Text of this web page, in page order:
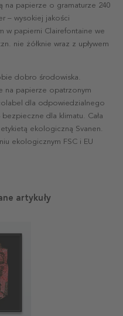
na papierze o gramaturze 240
– wysokiej jakości
w papierni Clairefontaine we
nie żółknie wraz z upływem
dobro środowiska.
na papierze opatrzonym
dla odpowiedzialnego
dla klimatu. Cała
ekologiczną Svanen.
ekologicznym FSC i EU
artykuły